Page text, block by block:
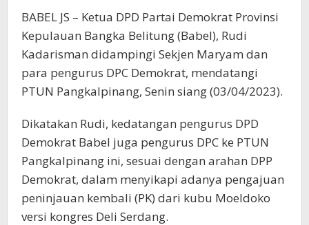
BABEL JS – Ketua DPD Partai Demokrat Provinsi
Kepulauan Bangka Belitung (Babel), Rudi
Kadarisman didampingi Sekjen Maryam dan
para pengurus DPC Demokrat, mendatangi
PTUN Pangkalpinang, Senin siang (03/04/2023).
Dikatakan Rudi, kedatangan pengurus DPD
Demokrat Babel juga pengurus DPC ke PTUN
Pangkalpinang ini, sesuai dengan arahan DPP
Demokrat, dalam menyikapi adanya pengajuan
peninjauan kembali (PK) dari kubu Moeldoko
versi kongres Deli Serdang.